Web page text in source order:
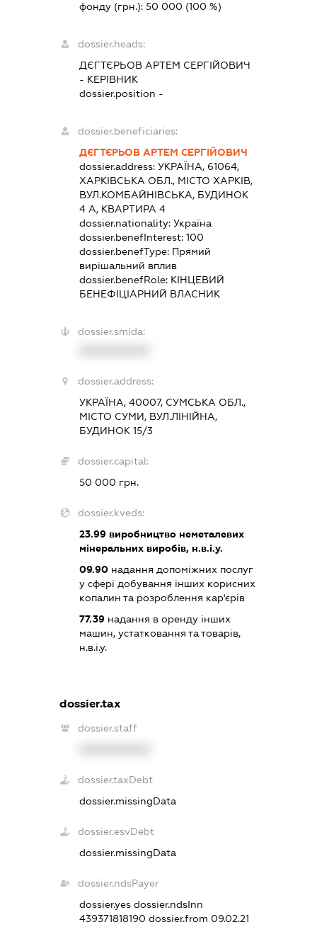
фонду (грн.):50 000 (100 %)
dossier.heads:
ДЄГТЄРЬОВ АРТЕМ СЕРГІЙОВИЧ
- КЕРІВНИК
dossier.position -
dossier.beneficiaries:
ДЄГТЄРЬОВ АРТЕМ СЕРГІЙОВИЧ
dossier.address:УКРАЇНА, 61064,
ХАРКІВСЬКА ОБЛ., МІСТО ХАРКІВ,
ВУЛ.КОМБАЙНІВСЬКА, БУДИНОК
4 А, КВАРТИРА 4
dossier.nationality:Україна
dossier.benefInterest:100
dossier.benefType: Прямий
вирішальний вплив
dossier.benefRole: КІНЦЕВИЙ
БЕНЕФІЦІАРНИЙ ВЛАСНИК
dossier.smida:
dossier.address:
УКРАЇНА, 40007, СУМСЬКА ОБЛ.,
МІСТО СУМИ, ВУЛ.ЛІНІЙНА,
БУДИНОК 15/3
dossier.capital:
50 000 грн.
dossier.kveds:
23.99 виробництво неметалевих
мінеральних виробів, н.в.і.у.
09.90 надання допоміжних послуг
у сфері добування інших корисних
копалин та розроблення кар'єрів
77.39 надання в оренду інших
машин, устатковання та товарів,
н.в.і.у.
dossier.tax
dossier.staff
dossier.taxDebt
dossier.missingData
dossier.esvDebt
dossier.missingData
dossier.ndsPayer
dossier.yesdossier.ndsInn
439371818190dossier.from 09.02.21